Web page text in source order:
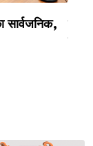
सार्वजनिक,